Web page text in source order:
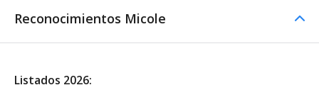
Reconocimientos Micole
Listados 2026: